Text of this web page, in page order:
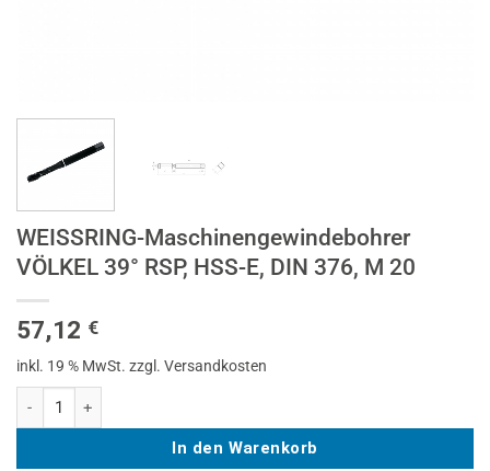
WEISSRING-Maschinengewindebohrer
VÖLKEL 39° RSP, HSS-E, DIN 376, M 20
57,12 €
inkl. 19 % MwSt. zzgl. Versandkosten
In den Warenkorb